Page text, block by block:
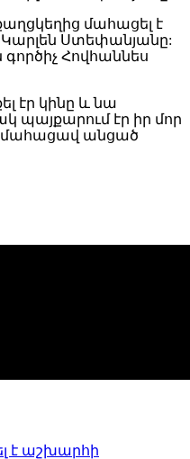
մահացել է
Կարլեն Ստեփանյանը:
Հովհաննես
էր կինը և նա
պայքարում էր իր մոր
մահացավ անցած
է աշխարհի